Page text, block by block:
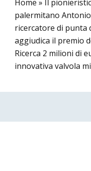
Home »
Il
palermitano Antonio
ricercatore di punta
aggiudica il premio
Ricerca 2 milioni di
innovativa valvola